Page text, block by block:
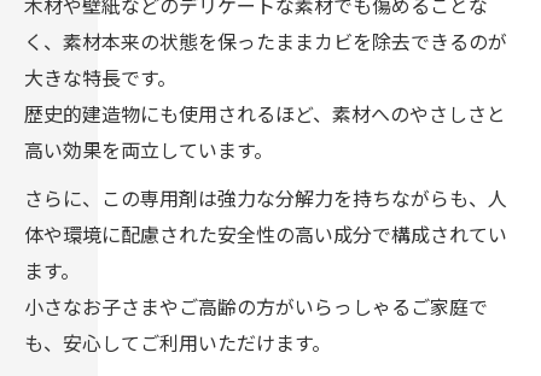
く、素材本来の状態を保ったままカビを除去できるのが
大きな特長です。
歴史的建造物にも使用されるほど、素材へのやさしさと
高い効果を両立しています。
さらに、この専用剤は強力な分解力を持ちながらも、人
体や環境に配慮された安全性の高い成分で構成されてい
ます。
小さなお子さまやご高齢の方がいらっしゃるご家庭で
も、安心してご利用いただけます。